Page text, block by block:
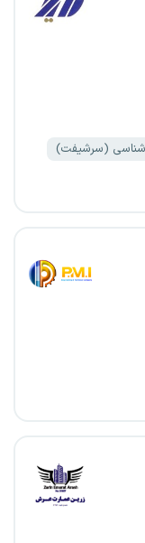
شناسی (سرشیفت)